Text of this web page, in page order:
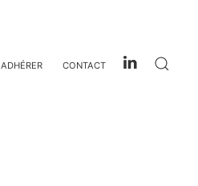
ADHÉRER CONTACT